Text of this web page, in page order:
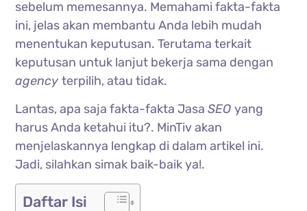
sebelum memesannya. Memahami fakta-fakta
ini, jelas akan membantu Anda lebih mudah
menentukan keputusan. Terutama terkait
keputusan untuk lanjut bekerja sama dengan
agencyterpilih, atau tidak.
Lantas, apa saja fakta-fakta JasaSEOyang
harus Anda ketahui itu?. MinTiv akan
menjelaskannya lengkap di dalam artikel ini.
Jadi, silahkan simak baik-baik ya!.
Daftar Isi